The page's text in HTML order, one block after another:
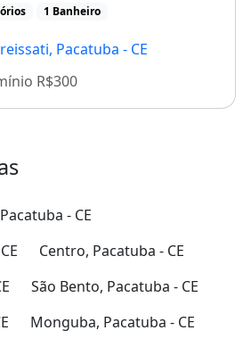
1 Banheiro
Pacatuba - CE
R$300
- CE
Centro, Pacatuba - CE
São Bento, Pacatuba - CE
Monguba, Pacatuba - CE